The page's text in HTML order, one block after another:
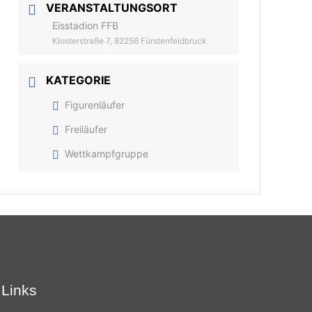
VERANSTALTUNGSORT
Eisstadion FFB
Klosterstraße 7, 82256 Fürstenfeldbruck
KATEGORIE
Figurenläufer
Freiläufer
Wettkampfgruppe
Links